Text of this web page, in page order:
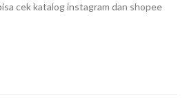
cek katalog instagram dan shopee